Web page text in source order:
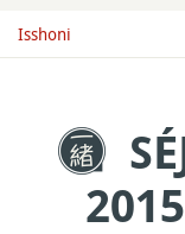
Isshoni